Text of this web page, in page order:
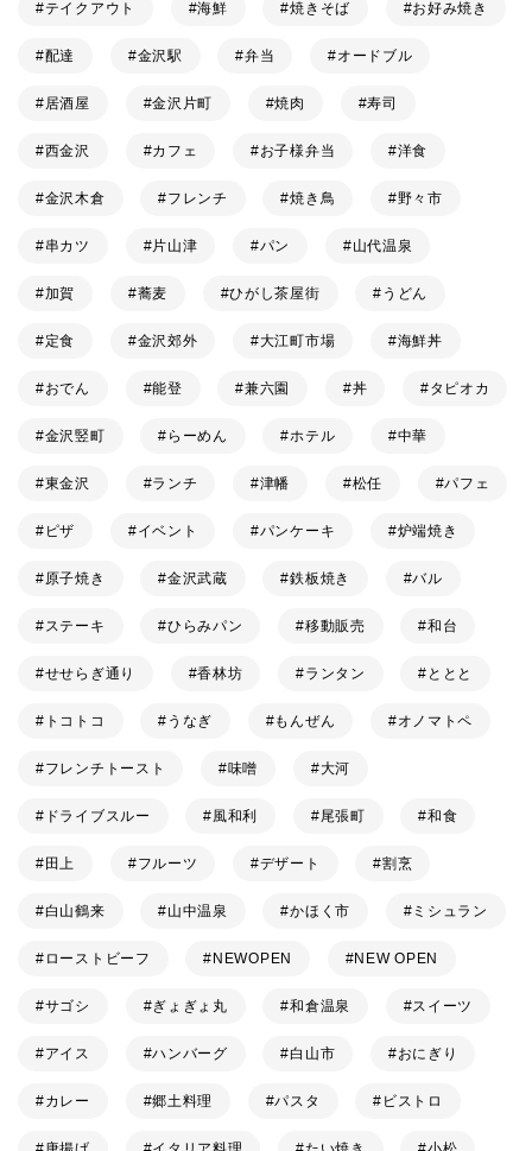
テイクアウト 海鮮 焼きそば お好み焼き
配達 金沢駅 弁当 オードブル
居酒屋 金沢片町 焼肉 寿司
西金沢 カフェ お子様弁当 洋食
金沢木倉 フレンチ 焼き鳥 野々市
串カツ 片山津 パン 山代温泉
加賀 蕎麦 ひがし茶屋街 うどん
定食 金沢郊外 大江町市場 海鮮丼
おでん 能登 兼六園 丼 タピオカ
金沢竪町 らーめん ホテル 中華
東金沢 ランチ 津幡 松任 パフェ
ピザ イベント パンケーキ 炉端焼き
原子焼き 金沢武蔵 鉄板焼き バル
ステーキ ひらみパン 移動販売 和台
せせらぎ通り 香林坊 ランタン ととと
トコトコ うなぎ もんぜん オノマトペ
フレンチトースト 味噌 大河
ドライブスルー 風和利 尾張町 和食
田上 フルーツ デザート 割烹
白山鶴来 山中温泉 かほく市 ミシュラン
ローストビーフ NEWOPEN NEW OPEN
サゴシ ぎょぎょ丸 和倉温泉 スイーツ
アイス ハンバーグ 白山市 おにぎり
カレー 郷土料理 パスタ ビストロ